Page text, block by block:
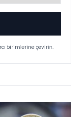
birimlerine çevirin.